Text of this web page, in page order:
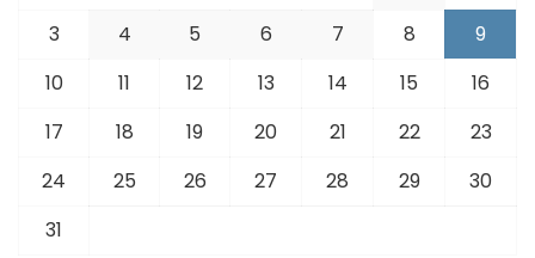
3
4 5 6 7 8
9
10
11 12 13 14 15
16
17
18 19 20 21 22
23
24
25 26 27 28 29
30
31